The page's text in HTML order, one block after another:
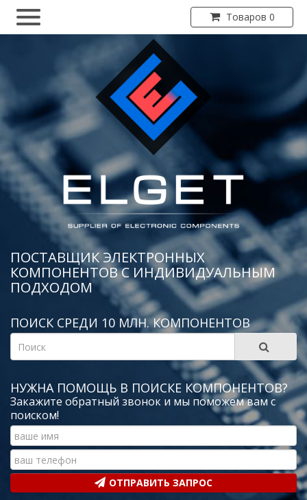
Товаров 0
ПОСТАВЩИК ЭЛЕКТРОННЫХ
КОМПОНЕНТОВ С ИНДИВИДУАЛЬНЫМ
ПОДХОДОМ
ПОИСК СРЕДИ 10 МЛН. КОМПОНЕНТОВ
НУЖНА ПОМОЩЬ В ПОИСКЕ КОМПОНЕНТОВ?
Закажите обратный звонок и мы поможем вам с
поиском!
ОТПРАВИТЬ ЗАПРОС